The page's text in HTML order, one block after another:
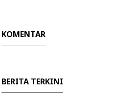
KOMENTAR
BERITA TERKINI